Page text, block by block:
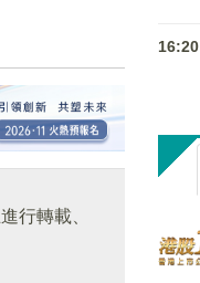
行轉載、
16:20